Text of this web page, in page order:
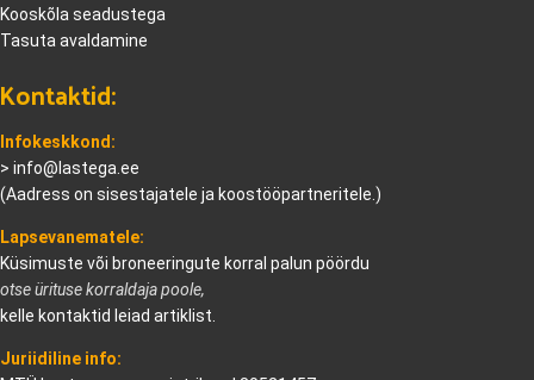
Kooskõla seadustega
Tasuta avaldamine
Kontaktid:
Infokeskkond:
> info@lastega.ee
(Aadress on sisestajatele ja koostööpartneritele.)
Lapsevanematele:
Küsimuste või broneeringute korral palun pöördu
otse ürituse korraldaja poole,
kelle kontaktid leiad artiklist.
Juriidiline info: